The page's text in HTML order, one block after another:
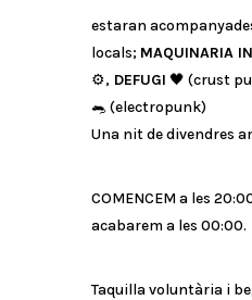
estaran
locals; MAQUINARIA
⚙️, DEFUGI 🖤 (crust
🐀 (electropunk)
Una nit de divendres
COMENCEM a les
acabarem a les 00:00.
Taquilla voluntària i